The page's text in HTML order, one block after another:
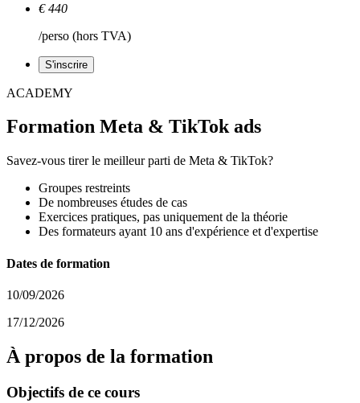
€ 440
/perso (hors TVA)
S'inscrire
ACADEMY
Formation Meta & TikTok ads
Savez-vous tirer le meilleur parti de Meta & TikTok?
Groupes restreints
De nombreuses études de cas
Exercices pratiques, pas uniquement de la théorie
Des formateurs ayant 10 ans d'expérience et d'expertise
Dates de formation
10/09/2026
17/12/2026
À propos de la formation
Objectifs de ce cours